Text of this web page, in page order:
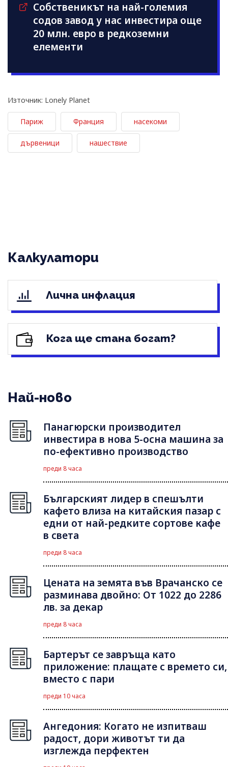
Собственикът на най-големия
содов завод у нас инвестира още
20 млн. евро в редкоземни
елементи
Източник: Lonely Planet
Париж Франция насекоми
дървеници нашествие
Калкулатори
Лична инфлация
Кога ще стана богат?
Най-ново
Панагюрски производител
инвестира в нова 5-осна машина за
по-ефективно производство
преди 8 часа
Българският лидер в спешълти
кафето влиза на китайския пазар с
едни от най-редките сортове кафе
в света
преди 8 часа
Цената на земята във Врачанско се
разминава двойно: От 1022 до 2286
лв. за декар
преди 8 часа
Бартерът се завръща като
приложение: плащате с времето си,
вместо с пари
преди 10 часа
Ангедония: Когато не изпитваш
радост, дори животът ти да
изглежда перфектен